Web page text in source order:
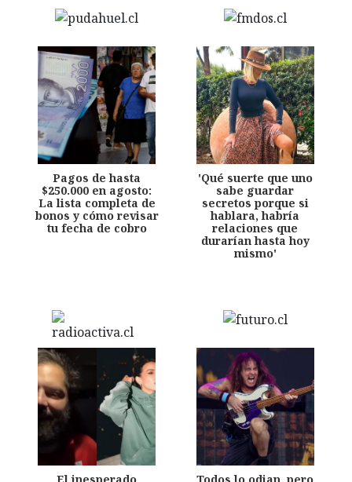
Pagos de hasta
$250.000 en agosto:
La lista completa de
bonos y cómo revisar
tu fecha de cobro
'Qué suerte que uno
sabe guardar
secretos porque si
hablara, habría
relaciones que
durarían hasta hoy
mismo'